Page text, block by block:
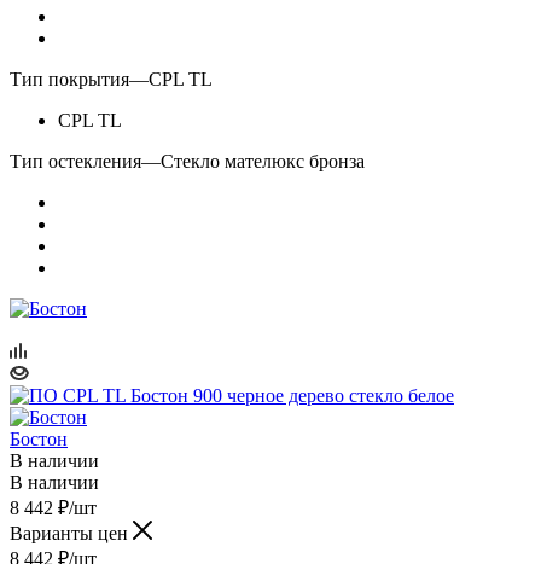
Тип покрытия—CPL TL
CPL TL
Тип остекления—Стекло мателюкс бронза
Бостон
В наличии
В наличии
8 442 ₽/шт
Варианты цен
8 442 ₽/шт